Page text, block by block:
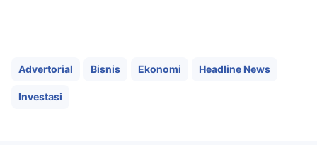
Advertorial Bisnis Ekonomi Headline News
Investasi